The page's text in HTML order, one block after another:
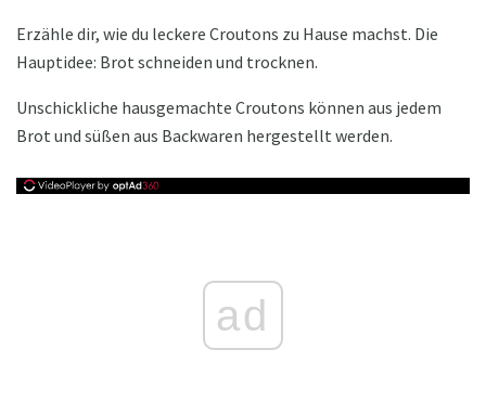
Erzähle dir, wie du leckere Croutons zu Hause machst. Die
Hauptidee: Brot schneiden und trocknen.
Unschickliche hausgemachte Croutons können aus jedem
Brot und süßen aus Backwaren hergestellt werden.
ad